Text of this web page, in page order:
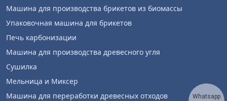
Машина для производства брикетов из биомассы
Упаковочная машина для брикетов
Печь карбонизации
Машина для производства древесного угля
Сушилка
Мельница и Миксер
Машина для переработки древесных отходов
Whatsapp